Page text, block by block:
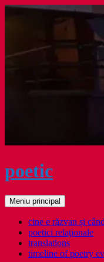
Sari
poetic
Caută
Meniu principal
cine e răzvan și
poetici relaţionale
translations
timeline of poetry